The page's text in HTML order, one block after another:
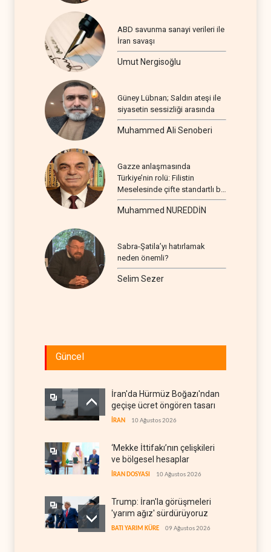
ABD savunma sanayi verileri ile
İran savaşı
Umut Nergisoğlu
Güney Lübnan; Saldırı ateşi ile
siyasetin sessizliği arasında
Muhammed Ali Senoberi
Gazze anlaşmasında
Türkiye’nin rolü: Filistin
Meselesinde çifte standartlı bir
seyir
Muhammed NUREDDİN
Sabra-Şatila’yı hatırlamak
neden önemli?
Selim Sezer
Güncel
İran'da Hürmüz Boğazı'ndan
geçişe ücret öngören tasarı
İRAN 10 Ağustos 2026
‘Mekke İttifakı’nın çelişkileri
ve bölgesel hesaplar
İRAN DOSYASI 10 Ağustos 2026
Trump: İran'la görüşmeleri
'yarım ağız' sürdürüyoruz
BATI YARIM KÜRE 09 Ağustos 2026